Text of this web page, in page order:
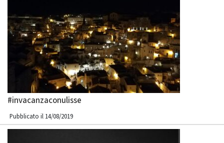
#invacanzaconulisse
Pubblicato il 14/08/2019